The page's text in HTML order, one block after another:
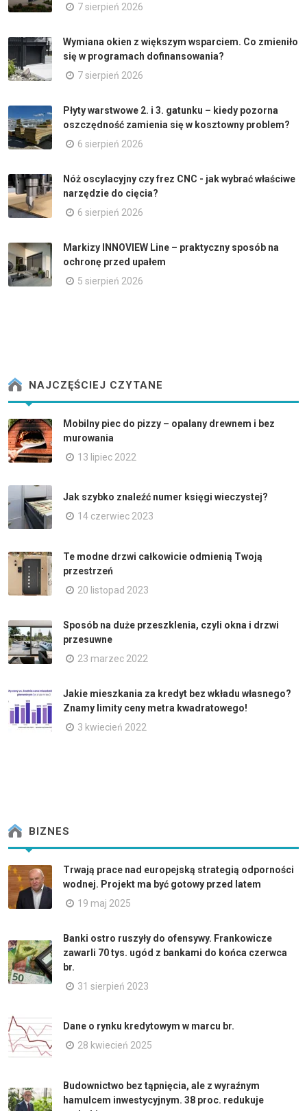
7 sierpień 2026
Wymiana okien z większym wsparciem. Co zmieniło
się w programach dofinansowania?
7 sierpień 2026
Płyty warstwowe 2. i 3. gatunku – kiedy pozorna
oszczędność zamienia się w kosztowny problem?
6 sierpień 2026
Nóż oscylacyjny czy frez CNC - jak wybrać właściwe
narzędzie do cięcia?
6 sierpień 2026
Markizy INNOVIEW Line – praktyczny sposób na
ochronę przed upałem
5 sierpień 2026
NAJCZĘŚCIEJ CZYTANE
Mobilny piec do pizzy – opalany drewnem i bez
murowania
13 lipiec 2022
Jak szybko znaleźć numer księgi wieczystej?
14 czerwiec 2023
Te modne drzwi całkowicie odmienią Twoją
przestrzeń
20 listopad 2023
Sposób na duże przeszklenia, czyli okna i drzwi
przesuwne
23 marzec 2022
Jakie mieszkania za kredyt bez wkładu własnego?
Znamy limity ceny metra kwadratowego!
3 kwiecień 2022
BIZNES
Trwają prace nad europejską strategią odporności
wodnej. Projekt ma być gotowy przed latem
19 maj 2025
Banki ostro ruszyły do ofensywy. Frankowicze
zawarli 70 tys. ugód z bankami do końca czerwca
br.
31 sierpień 2023
Dane o rynku kredytowym w marcu br.
28 kwiecień 2025
Budownictwo bez tąpnięcia, ale z wyraźnym
hamulcem inwestycyjnym. 38 proc. redukuje